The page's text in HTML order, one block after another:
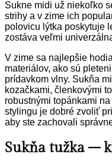
Sukne midi už niekoľko
strihy a v zime ich
polovicu lýtka poskytuje
zostáva veľmi
V zime sa najlepšie
materiálov, ako sú
prídavkom vlny. Sukňa
kozačkami, členkovými
robustnými topánkami
stylingu je dobré zvoliť
aby ste zachovali
Sukňa tužka –